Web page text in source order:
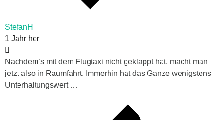
StefanH
1 Jahr her
Nachdem’s mit dem Flugtaxi nicht geklappt hat, macht man
jetzt also in Raumfahrt. Immerhin hat das Ganze wenigstens
Unterhaltungswert …